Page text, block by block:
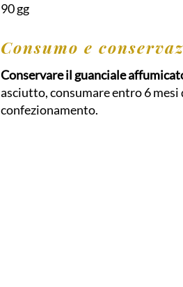
90 gg
Consumo e
Conservare il guanciale
asciutto, consumare entro 6 mesi
confezionamento.